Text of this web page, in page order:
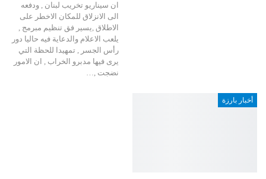
ان سيناريو تخريب لبنان , ودفعه
الى الانزلاق للمكان الاخطر على
الاطلاق ,يسير فق تنظيم مبرمج ,
يلعب الاعلام والدعاية فيه حاليا دور
رأس الجسر , تمهيدا للحظة التي
يرى فيها مدبرو الخراب , ان الامور
نضجت ,…
أخبار بارزة